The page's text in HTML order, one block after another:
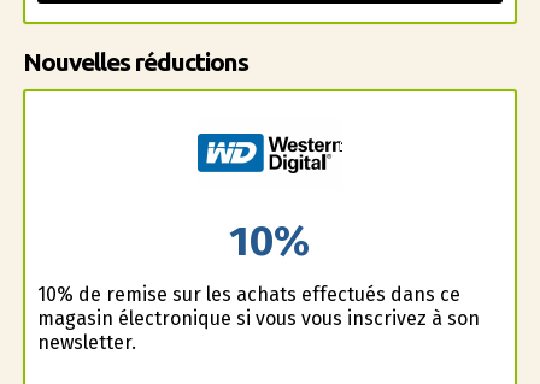
Nouvelles réductions
10%
10% de remise sur les achats effectués dans ce
magasin électronique si vous vous inscrivez à son
newsletter.